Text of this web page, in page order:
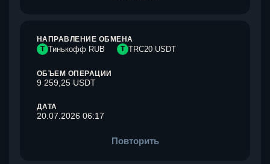
НАПРАВЛЕНИЕ ОБМЕНА
Т Тинькофф RUB T TRC20 USDT
ОБЪЕМ ОПЕРАЦИИ
9 259,25 USDT
ДАТА
20.07.2026 06:17
Повторить